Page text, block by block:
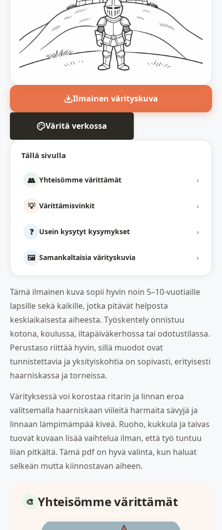
Tällä sivulla
👥 Yhteisömme värittämät ›
💡 Värittämisvinkit ›
❓ Usein kysytyt kysymykset ›
🖼️ Samankaltaisia värityskuvia ›
Ilmainen värityskuva
Väritä verkossa
Tämä ilmainen kuva sopii hyvin noin 5–10-vuotiaille
lapsille sekä kaikille, jotka pitävät helposta
keskiaikaisesta aiheesta. Työskentely onnistuu
kotona, koulussa, iltapäiväkerhossa tai odotustilassa.
Perustaso riittää hyvin, sillä muodot ovat
tunnistettavia ja yksityiskohtia on sopivasti, erityisesti
haarniskassa ja torneissa.
Värityksessä voi korostaa ritarin ja linnan eroa
valitsemalla haarniskaan viileitä harmaita sävyjä ja
linnaan lämpimämpää kiveä. Ruoho, kukkula ja taivas
tuovat kuvaan lisää vaihtelua ilman, että työ tuntuu
liian pitkältä. Tämä pdf on hyvä valinta, kun haluat
selkeän mutta kiinnostavan aiheen.
Yhteisömme värittämät